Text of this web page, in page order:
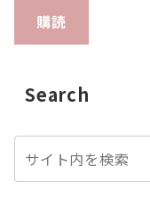
購読
Search